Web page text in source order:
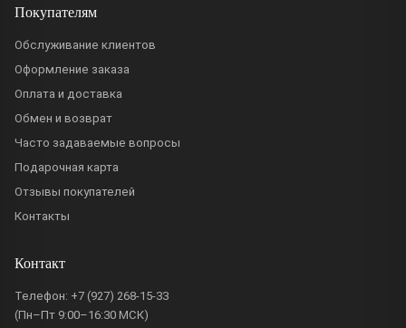
Покупателям
Обслуживание клиентов
Оформление заказа
Оплата и доставка
Обмен и возврат
Часто задаваемые вопросы
Подарочная карта
Отзывы покупателей
Контакты
Контакт
Телефон: +7 (927) 268-15-33
(Пн–Пт 9:00–16:30 МСК)